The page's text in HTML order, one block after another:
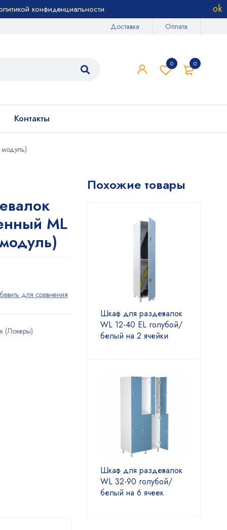
конфиденциальности.
Доставка Оплата
0
0
Контакты
ML
(Локеры)
Похожие товары
Шкаф для раздевалок
WL 12-40 EL голубой/
белый на 2 ячейки
Шкаф для раздевалок
WL 32-90 голубой/
белый на 6 ячеек